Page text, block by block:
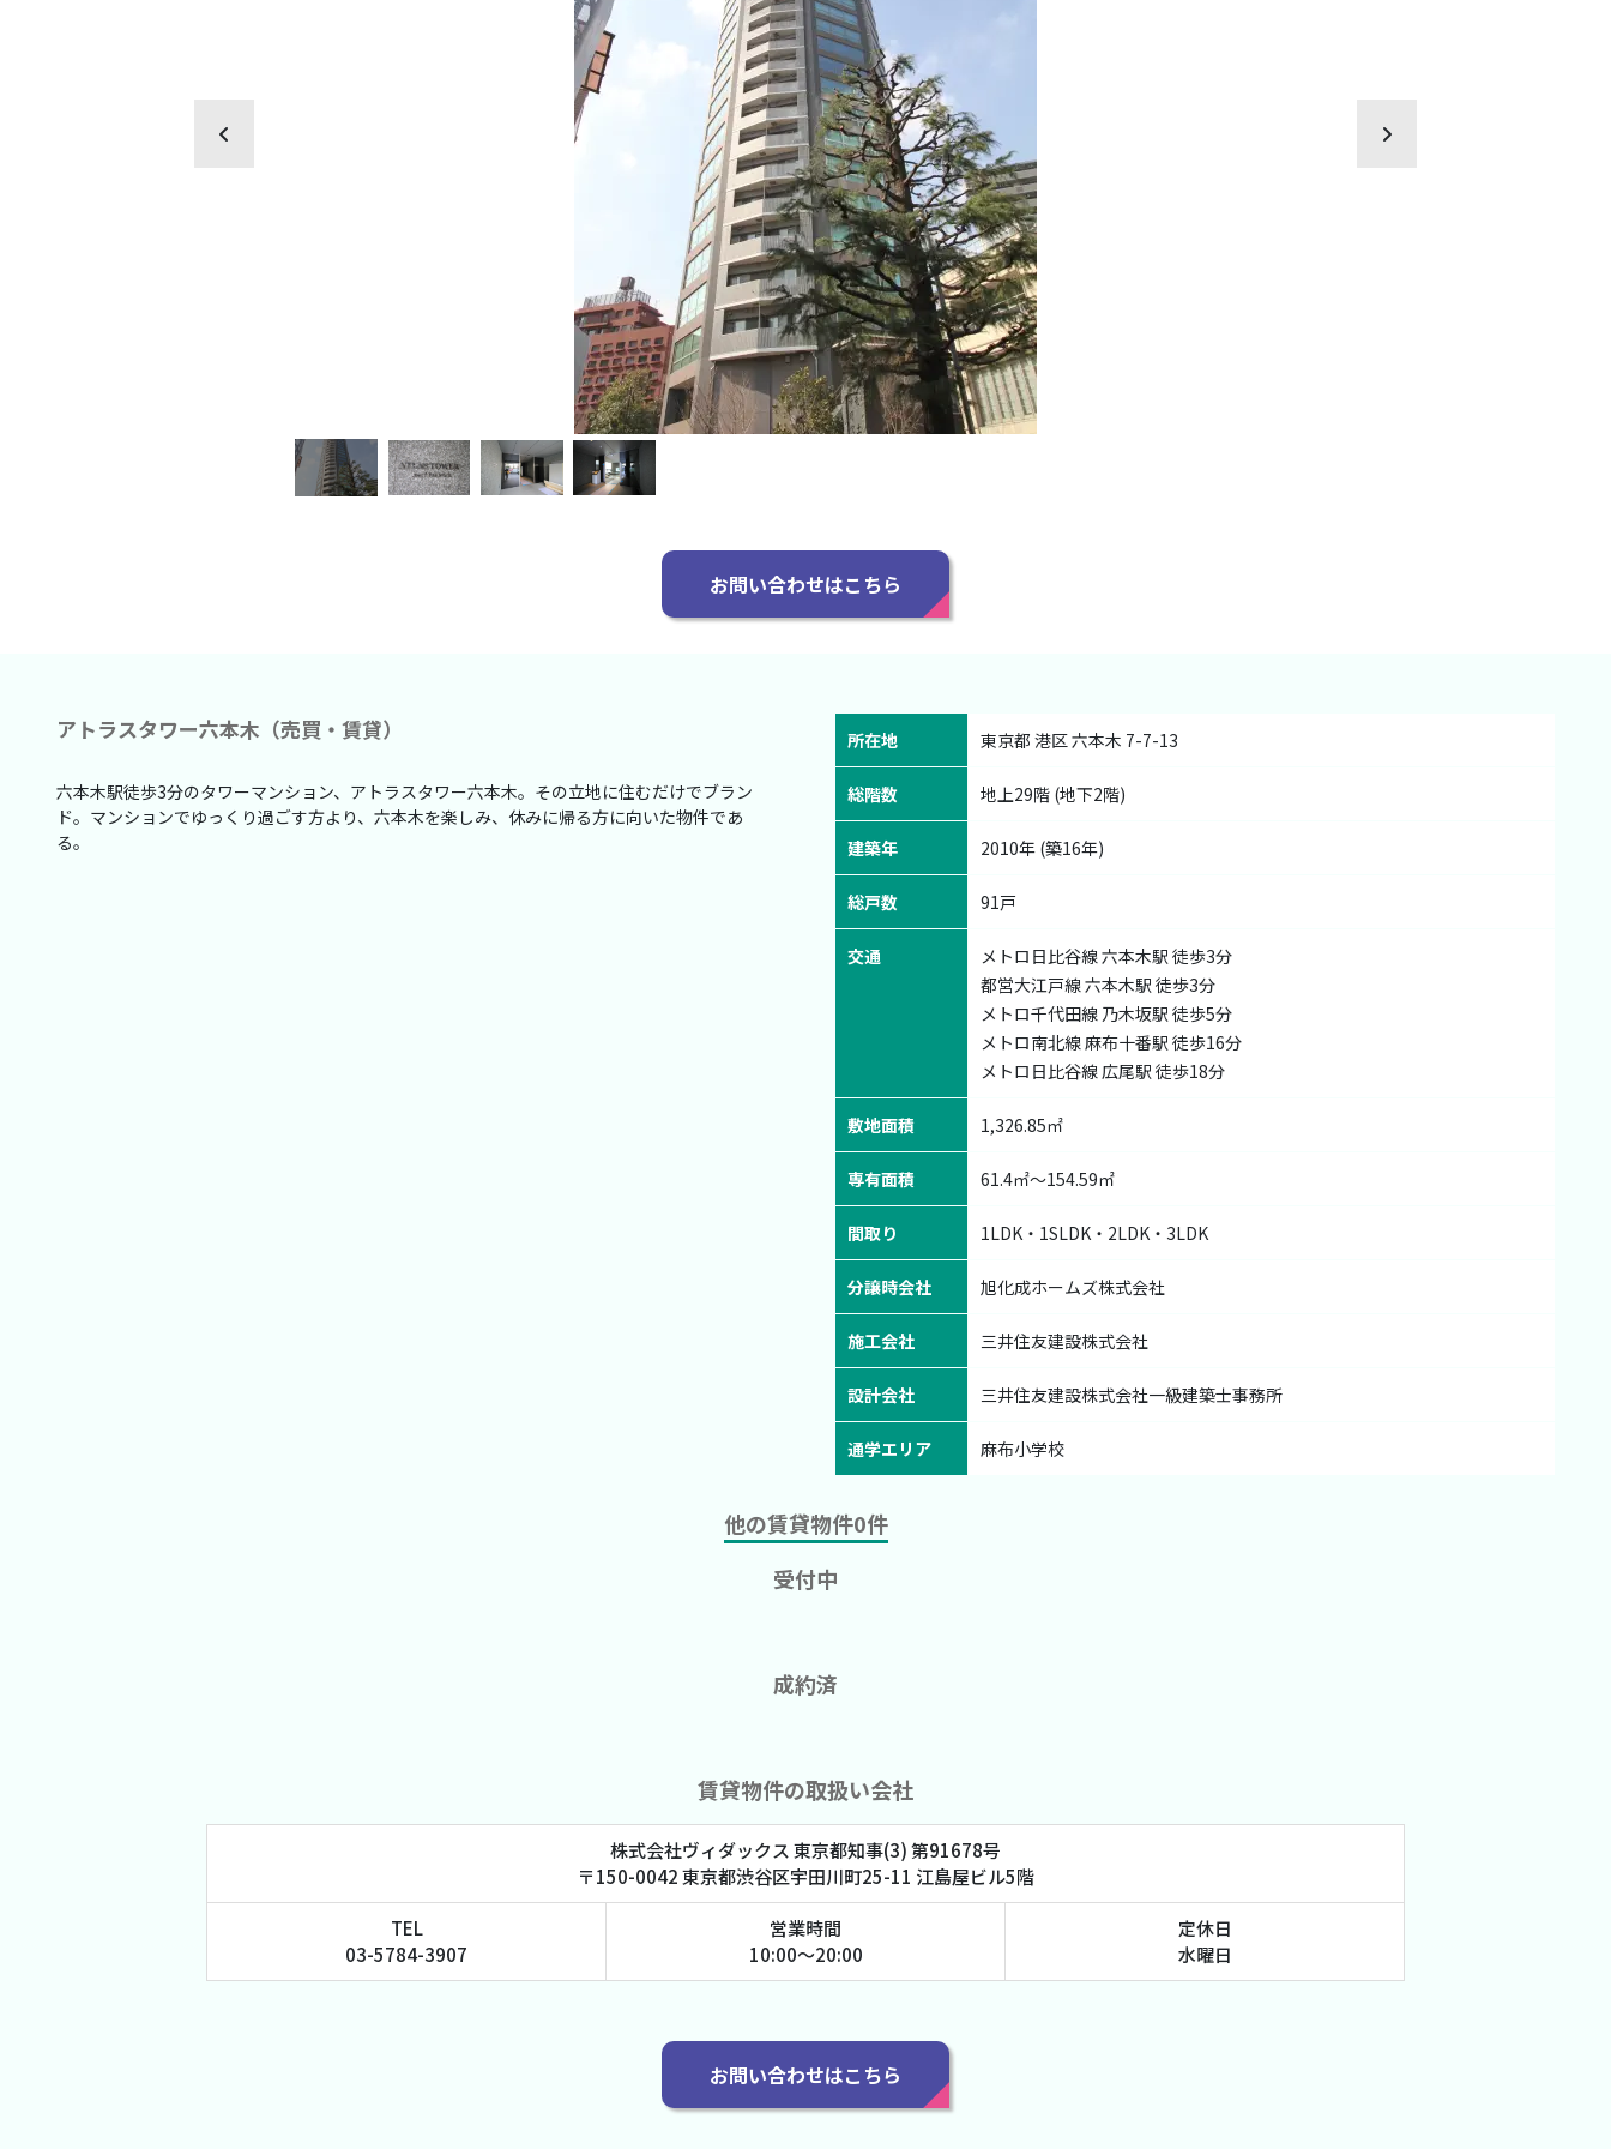
お問い合わせはこちら
所在地 東京都 港区 六本木 7-7-13
総階数 地上29階 (地下2階)
建築年 2010年 (築16年)
総戸数 91戸
交通
メトロ日比谷線 六本木駅 徒歩3分
都営大江戸線 六本木駅 徒歩3分
メトロ千代田線 乃木坂駅 徒歩5分
メトロ南北線 麻布十番駅 徒歩16分
メトロ日比谷線 広尾駅 徒歩18分
敷地面積 1,326.85㎡
専有面積 61.4㎡〜154.59㎡
間取り 1LDK・1SLDK・2LDK・3LDK
分譲時会社 旭化成ホームズ株式会社
施工会社 三井住友建設株式会社
設計会社 三井住友建設株式会社一級建築士事務所
通学エリア 麻布小学校
アトラスタワー六本木（売買・賃貸）
六本木駅徒歩3分のタワーマンション、アトラスタワー六本木。その立地に住むだけでブラン
ド。マンションでゆっくり過ごす方より、六本木を楽しみ、休みに帰る方に向いた物件であ
る。
他の賃貸物件0件
受付中
成約済
賃貸物件の取扱い会社
株式会社ヴィダックス 東京都知事(3) 第91678号
〒150-0042 東京都渋谷区宇田川町25-11 江島屋ビル5階
TEL
03-5784-3907
営業時間
10:00～20:00
定休日
水曜日
お問い合わせはこちら